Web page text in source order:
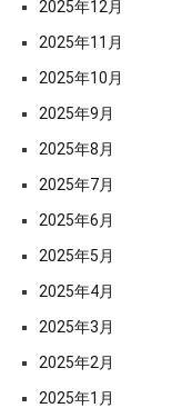
2025年12月
2025年11月
2025年10月
2025年9月
2025年8月
2025年7月
2025年6月
2025年5月
2025年4月
2025年3月
2025年2月
2025年1月